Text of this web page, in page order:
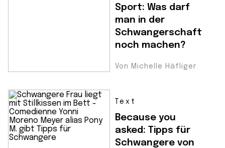
Sport: Was darf
man in der
Schwangerschaft
noch machen?
Von Michelle Häfliger
Text
Because you
asked: Tipps für
Schwangere von